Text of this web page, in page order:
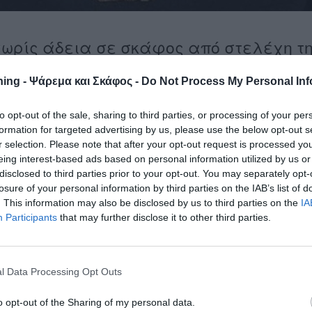
- Ψάρεμα και Σκάφος - Do Not Process My Personal
opt-out of the sale, sharing to third parties, or processing of your
for targeted advertising by us, please use the below opt-out
selection. Please note that after your opt-out request is processed
interest-based ads based on personal information utilized by us
to third parties prior to your opt-out. You may separately
of your personal information by third parties on the IAB’s list of
This information may also be disclosed by us to third parties on the
Participants that may further disclose it to other third parties.
Data Processing Opt Outs
opt-out of the Sharing of my personal data.
άδεια σε σκάφος από στελέχη
τα στελέχη της Λιμενικής Αρχής Πάτρας, συνελήφθη από
Ελληνικής καταγωγής, διότι χειριζόταν υπό την
δεν διέθετε άδεια χειριστή ταχύπλοου σκάφους.
Αιγίου του Κεντρικού Λιμεναρχείου Πάτρας.